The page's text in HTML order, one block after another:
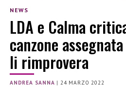
NEWS
LDA e Calma
canzone
li rimprovera
ANDREA SANNA |24 MARZO 2022